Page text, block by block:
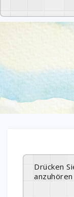
Drücken Sie „Play“, um diesen Inhalt
anzuhören